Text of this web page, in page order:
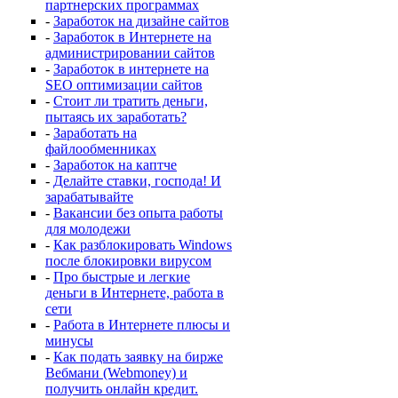
партнерских программах
- Заработок на дизайне сайтов
- Заработок в Интернете на
администрировании сайтов
- Заработок в интернете на
SEO оптимизации сайтов
- Стоит ли тратить деньги,
пытаясь их заработать?
- Заработать на
файлообменниках
- Заработок на каптче
- Делайте ставки, господа! И
зарабатывайте
- Вакансии без опыта работы
для молодежи
- Как разблокировать Windows
после блокировки вирусом
- Про быстрые и легкие
деньги в Интернете, работа в
сети
- Работа в Интернете плюсы и
минусы
- Как подать заявку на бирже
Вебмани (Webmoney) и
получить онлайн кредит.